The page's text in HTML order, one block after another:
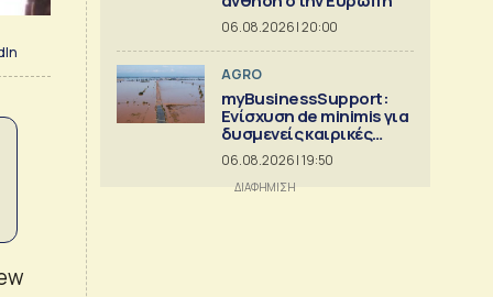
06.08.2026 | 20:00
AGRO
myBusinessSupport:
Ενίσχυση de minimis για
δυσμενείς καιρικές
συνθήκες, παγετό και
λειψυδρία
06.08.2026 | 19:50